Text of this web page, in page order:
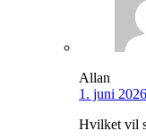
Allan
1. juni
Hvilket vil